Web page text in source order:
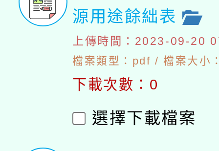
源用途餘絀表
上傳時間：2023-09-20
檔案類型：pdf / 檔案大小
下載次數：0
選擇下載檔案